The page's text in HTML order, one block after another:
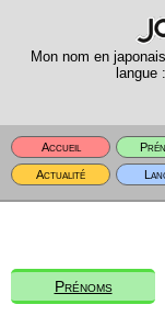
Mon nom en
langue
Accueil
Actualité
Prénoms